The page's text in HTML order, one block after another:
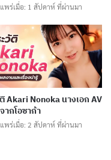
อดีตหญิงโยชิวาระสู่นางเอก
นมา
งเอก AV เสียงน่ารักดาวรุ่ง
นมา
นางเอก AV หน้าใหม่มาแรง
แพร่เมื่อ: 1 สัปดาห์ ที่ผ่านมา
Akari Nonoka นางเอก AV
กโอซาก้า
แพร่เมื่อ: 2 สัปดาห์ ที่ผ่านมา